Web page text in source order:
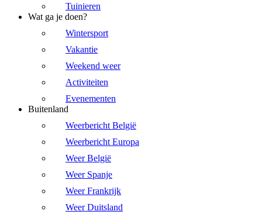
Tuinieren
Wat ga je doen?
Wintersport
Vakantie
Weekend weer
Activiteiten
Evenementen
Buitenland
Weerbericht België
Weerbericht Europa
Weer België
Weer Spanje
Weer Frankrijk
Weer Duitsland